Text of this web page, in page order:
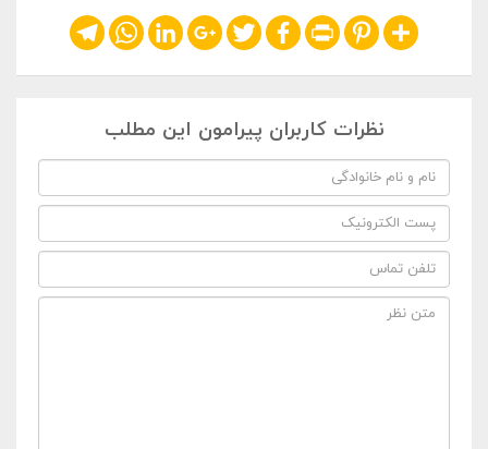
Share
Pinterest
Print
Facebook
Twitter
Google+
LinkedIn
WhatsApp
Telegram
نظرات کاربران پیرامون این مطلب